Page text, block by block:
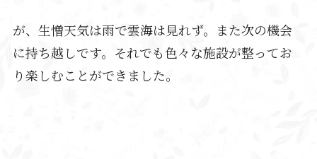
が、生憎天気は雨で雲海は見れず。また次の機会
に持ち越しです。それでも色々な施設が整ってお
り楽しむことができました。